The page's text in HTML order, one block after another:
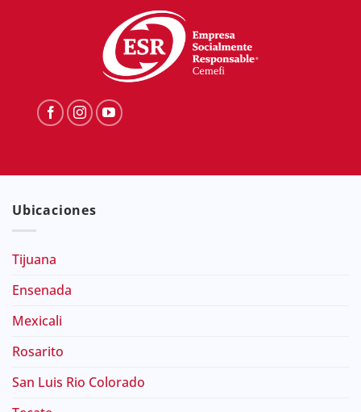
Ubicaciones
Tijuana
Ensenada
Mexicali
Rosarito
San Luis Rio Colorado